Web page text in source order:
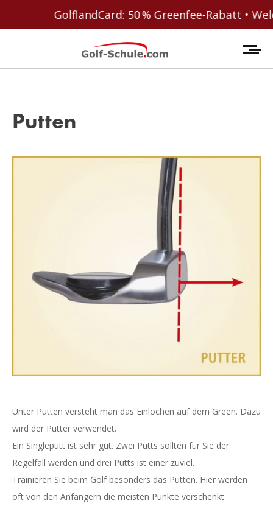
GolflandCard: 50 % Greenfee-Rabatt • Welcome
Putten
Unter Putten versteht man das Einlochen auf dem Green. Dazu
wird der Putter verwendet.
Ein Singleputt ist sehr gut. Zwei Putts sollten für Sie der
Regelfall werden und drei Putts ist einer zuviel.
Trainieren Sie beim Golf besonders das Putten. Hier werden
oft von den Anfängern die meisten Punkte verschenkt.